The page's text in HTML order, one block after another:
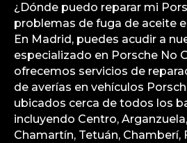
¿Dónde puedo reparar mi
problemas de fuga de aceite
En Madrid, puedes acudir a
especializado en Porsche No
ofrecemos servicios de
de averías en vehículos
ubicados cerca de todos los
incluyendo Centro,
Chamartín, Tetuán, Chamberí,